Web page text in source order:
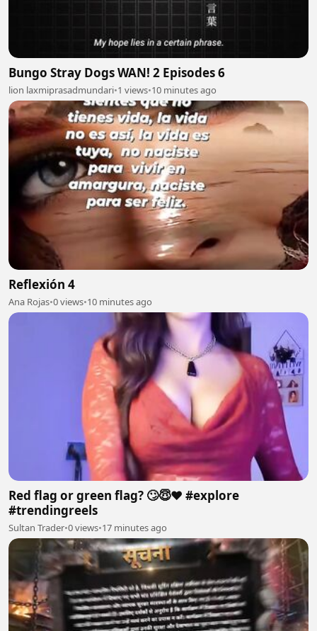
Bungo Stray Dogs WAN! 2 Episodes 6
lion laxmiprasadmundari•1 views•10 minutes ago
Reflexión 4
Ana Rojas•0 views•10 minutes ago
Red flag or green flag? 🙄😇❤️ #explore
#trendingreels
Sultan Trader•0 views•17 minutes ago